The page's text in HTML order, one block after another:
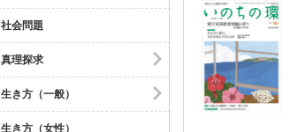
社会問題
真理探求
生き方（一般）
生き方（女性）